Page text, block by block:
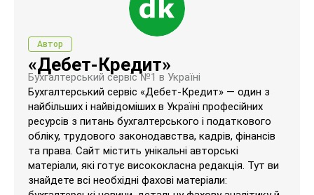
Автор
«Дебет-Кредит»
Бухгалтерський сервіс №1 в Україні
Бухгалтерський сервіс «Дебет-Кредит» — один з
найбільших і найвідоміших в Україні професійних
ресурсів з питань бухгалтерського і податкового
обліку, трудового законодавства, кадрів, фінансів
та права. Сайт містить унікальні авторські
матеріали, які готує висококласна редакція. Тут ви
знайдете всі необхідні фахові матеріали: